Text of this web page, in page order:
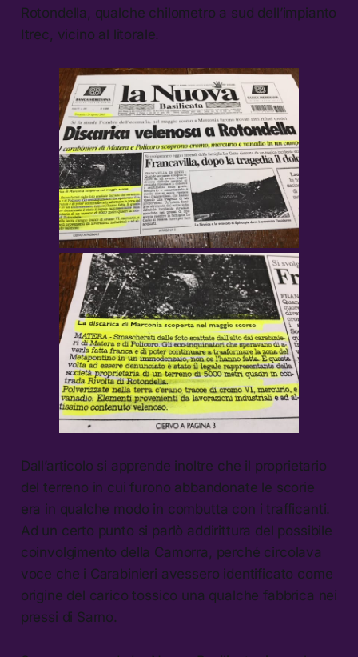
Rotondella, qualche chilometro a sud dell’impianto
Itrec, vicino al litorale.
Dall’articolo si apprende inoltre che il proprietario
del terreno in cui furono abbandonate le scorie
era in qualche modo in combutta con i trafficanti.
Ad un certo punto si parlò addirittura del possibile
coinvolgimento della Camorra, perché circolava
voce che i Carabinieri avessero identificato come
origine del carico tossico una qualche fabbrica nei
pressi di Sarno.